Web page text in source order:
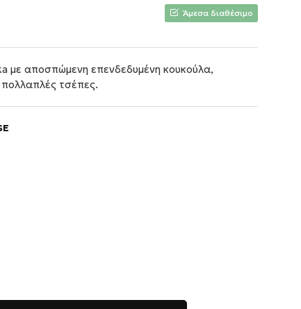
Άμεσα διαθέσιμο
με αποσπώμενη επενδεδυμένη κουκούλα,
τσέπες.